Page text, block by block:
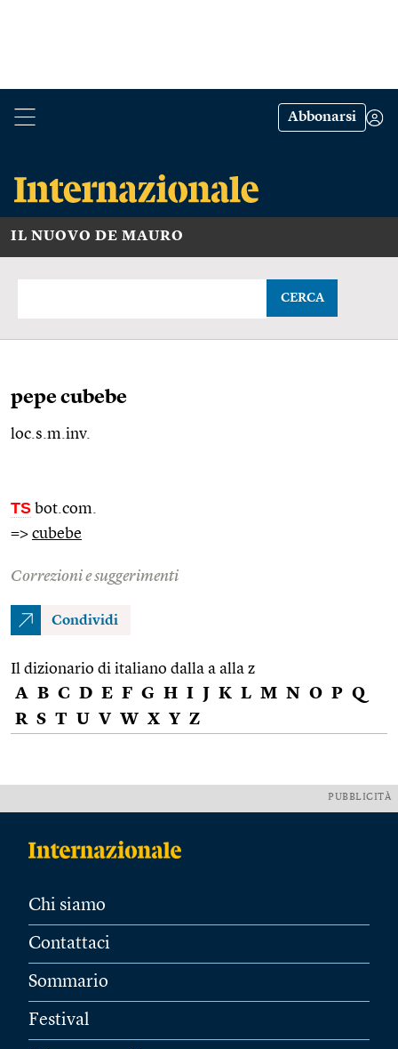
Abbonarsi
IL NUOVO DE MAURO
CERCA
pepe cubebe
loc.s.m.inv.
TS bot.com.
=> cubebe
Correzioni e suggerimenti
Condividi
Il dizionario di italiano dalla a alla z
A B C D E F G H I J K L M N O P Q
R S T U V W X Y Z
PUBBLICITÀ
Chi siamo
Contattaci
Sommario
Festival